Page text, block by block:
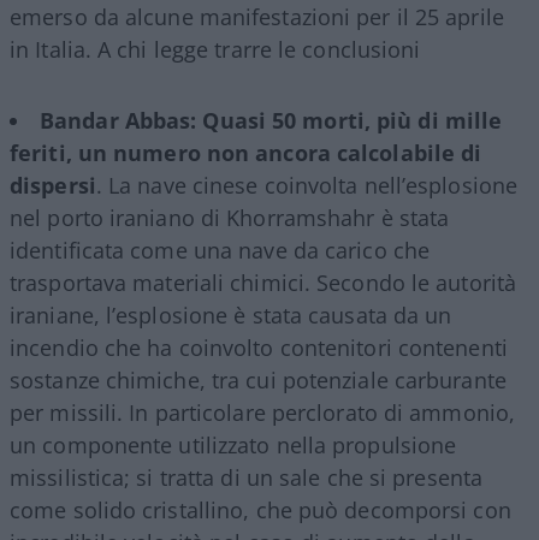
emerso da alcune manifestazioni per il 25 aprile
in Italia. A chi legge trarre le conclusioni
Bandar Abbas: Quasi 50 morti, più di mille
feriti, un numero non ancora calcolabile di
dispersi. La nave cinese coinvolta nell’esplosione
nel porto iraniano di Khorramshahr è stata
identificata come una nave da carico che
trasportava materiali chimici. Secondo le autorità
iraniane, l’esplosione è stata causata da un
incendio che ha coinvolto contenitori contenenti
sostanze chimiche, tra cui potenziale carburante
per missili. In particolare perclorato di ammonio,
un componente utilizzato nella propulsione
missilistica; si tratta di un sale che si presenta
come solido cristallino, che può decomporsi con